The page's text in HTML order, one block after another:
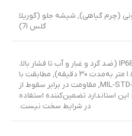
(چرم گیاهی), شیشه جلو (گوریلا
گلس 7i)
استاندارد IP68/IP69 (ضد گرد و غبار و آب تا فشار بالا،
, مطابقت با
, مقاومت در برابر سقوط از
این استاندارد تضمین‌کننده استفاده
در شرایط سخت نیست.